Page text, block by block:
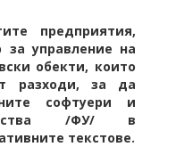
предприятия,
за управление на
обекти, които
разходи, за да
софтуери и
/ФУ/ в
текстове.